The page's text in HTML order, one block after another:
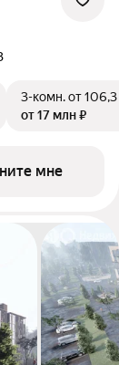
3-комн.от
от 17 млн ₽
мне